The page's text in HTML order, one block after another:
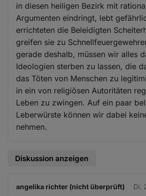
in diesen heiligen Bezirk mit
Argumenten eindringt, lebt
errichteten die Beleidigten
greifen sie zu
gerade deshalb, müssen wir alles
Ideologien sterben zu lassen, die
das Töten von Menschen zu
in ein von religiösen Autoritäten
Leben zu zwingen. Auf ein paar
Leberwürste können wir dabei
nehmen.
Diskussion anzeigen
angelika richter (nicht überprüft) Di.